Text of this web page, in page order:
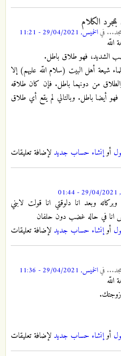
الكلام
فيالخميس, 29/04/2021 - 11:21
اللّه
شيعة أهل البيت (سلام اللّه عليهم) إلا
من دونهما باطل. فإن كان طلاقه
أيضا باطل. وبالتالي لم يقع أي طلاق
أوإنشاء حساب جديد لإضافة تعليقات
وبعد انا دلوقتي انا قولت لابني
في حاله غضب دون حلفان
أوإنشاء حساب جديد لإضافة تعليقات
فيالخميس, 29/04/2021 - 11:36
اللّه
زوجتك.
أوإنشاء حساب جديد لإضافة تعليقات